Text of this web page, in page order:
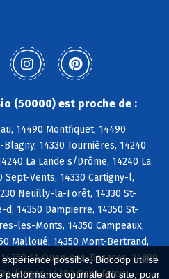
possible, Biocoop utilise
performance optimale du site, pour
(50000) est proche de :
14490 Montfiquet, 14490
14330 Tournières, 14240
La Lande s/Drôme, 14240 La
Sept-Vents, 14330 Cartigny-l,
Neuilly-la-Forêt, 14330 St-
14350 Dampierre, 14350 St-
les-Monts, 14350 Campeaux,
Malloué, 14350 Mont-Bertrand,
St-Ouen-des-Besaces, 14380
14380 Pont-Farcy